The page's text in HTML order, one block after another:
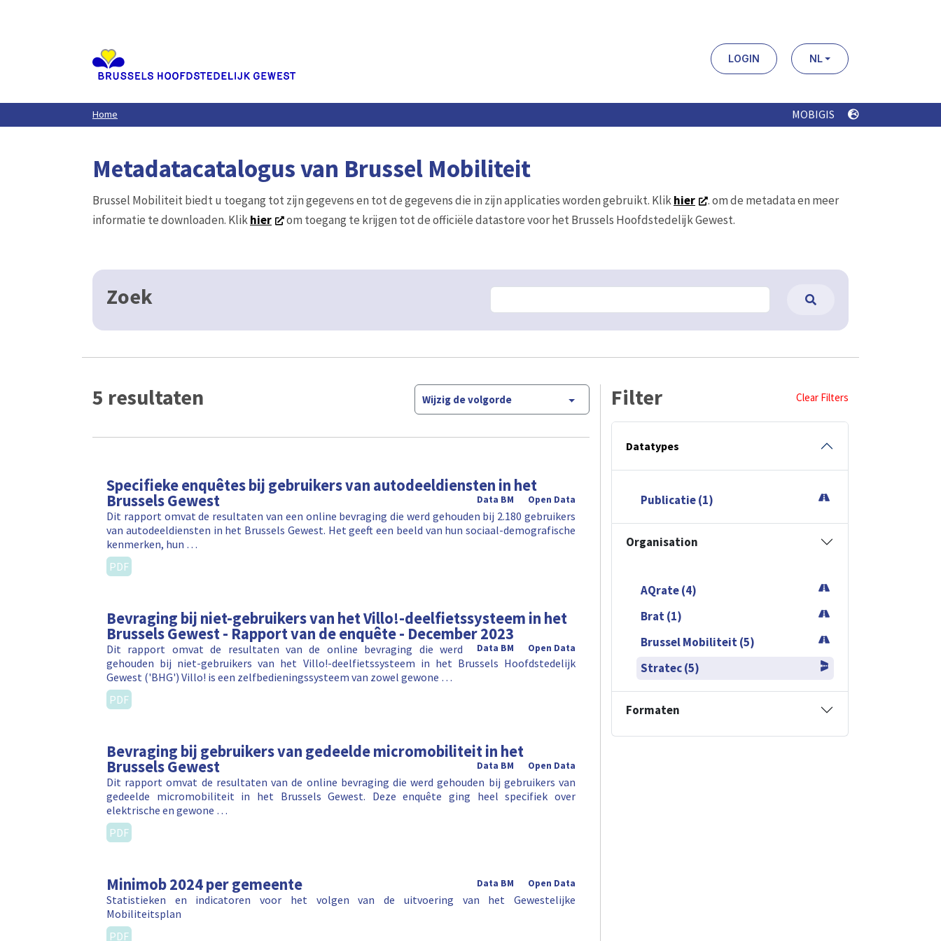
LOGIN NL
Home MOBIGIS
Metadatacatalogus van Brussel Mobiliteit
Brussel Mobiliteit biedt u toegang tot zijn gegevens en tot de gegevens die in zijn applicaties worden gebruikt. Klikhier
. om de metadata en meer
informatie te downloaden. Klikhier om toegang te krijgen tot de officiële datastore voor het Brussels Hoofdstedelijk Gewest.
Zoek
5 resultaten Wijzig de volgorde
Specifieke enquêtes bij gebruikers van autodeeldiensten in het
Brussels Gewest Open Data
Data BM
Dit rapport omvat de resultaten van een online bevraging die werd gehouden bij 2.180 gebruikers
van autodeeldiensten in het Brussels Gewest. Het geeft een beeld van hun sociaal-demografische
kenmerken, hun …
PDF
Bevraging bij niet-gebruikers van het Villo!-deelfietssysteem in het
Brussels Gewest - Rapport van de enquête - December 2023
Open Data
Data BM
Dit rapport omvat de resultaten van de online bevraging die werd
gehouden bij niet-gebruikers van het Villo!-deelfietssysteem in het Brussels Hoofdstedelijk
Gewest ('BHG') Villo! is een zelfbedieningssysteem van zowel gewone …
PDF
Bevraging bij gebruikers van gedeelde micromobiliteit in het
Brussels Gewest Open Data
Data BM
Dit rapport omvat de resultaten van de online bevraging die werd gehouden bij gebruikers van
gedeelde micromobiliteit in het Brussels Gewest. Deze enquête ging heel specifiek over
elektrische en gewone …
PDF
Minimob 2024 per gemeente Open Data
Data BM
Statistieken en indicatoren voor het volgen van de uitvoering van het Gewestelijke
Mobiliteitsplan
PDF
Filter Clear Filters
Datatypes
Publicatie (1)
Organisation
AQrate (4)
Brat (1)
Brussel Mobiliteit (5)
Stratec (5)
Formaten